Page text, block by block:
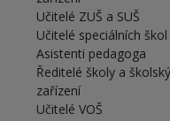
Učitelé ZUŠ a SUŠ
Učitelé speciálních škol
Asistenti pedagoga
Ředitelé školy a
zařízení
Učitelé VOŠ